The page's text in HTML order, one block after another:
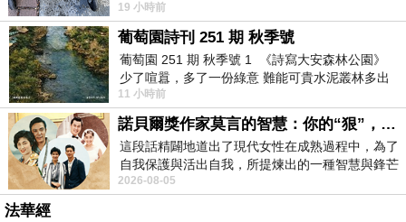
求，從而犧牲了物理上的舒適與健康，導致致衍
生巨大的醫療成本 。
在健康鞋領域發展百餘年的歐洲知名品牌
HASSIA ，巧妙地融合了「健康」與「時尚」，
這個百年品牌自 1920 年代起，社會步入「咆哮
的二十年代」，品牌的視覺識別從流動的「新藝
術運動」轉向幾何感強的「裝飾藝術」風格，這
股潮流由歐洲流向美國，當時著名的美國舞者
19 小時前
葡萄園詩刊 251 期 秋季號
葡萄園 251 期 秋季號 1 《詩寫大安森林公園》
少了喧囂，多了一份綠意 難能可貴水泥叢林多出
一
11 小時前
諾貝爾獎作家莫言的智慧：你的“狠”，才是最好的自我保護
這段話精闢地道出了現代女性在成熟過程中，為了
自我保護與活出自我，所提煉出的一種智慧與鋒芒
的平衡。 核心解讀與看法
2026-08-05
法華經